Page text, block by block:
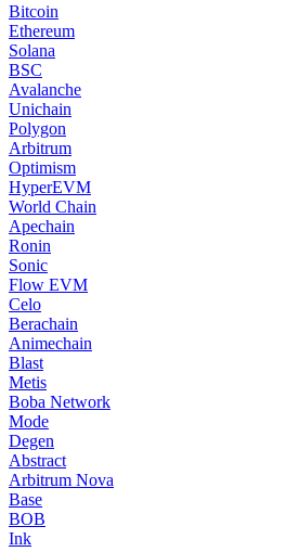
Bitcoin
Ethereum
Solana
BSC
Avalanche
Unichain
Polygon
Arbitrum
Optimism
HyperEVM
World Chain
Apechain
Ronin
Sonic
Flow EVM
Celo
Berachain
Animechain
Blast
Metis
Boba Network
Mode
Degen
Abstract
Arbitrum Nova
Base
BOB
Ink